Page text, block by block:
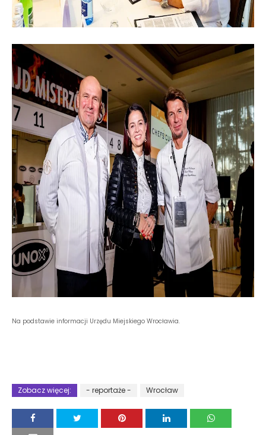
Na podstawie informacji Urzędu Miejskiego Wrocławia.
Zobacz więcej: - reportaże - Wrocław